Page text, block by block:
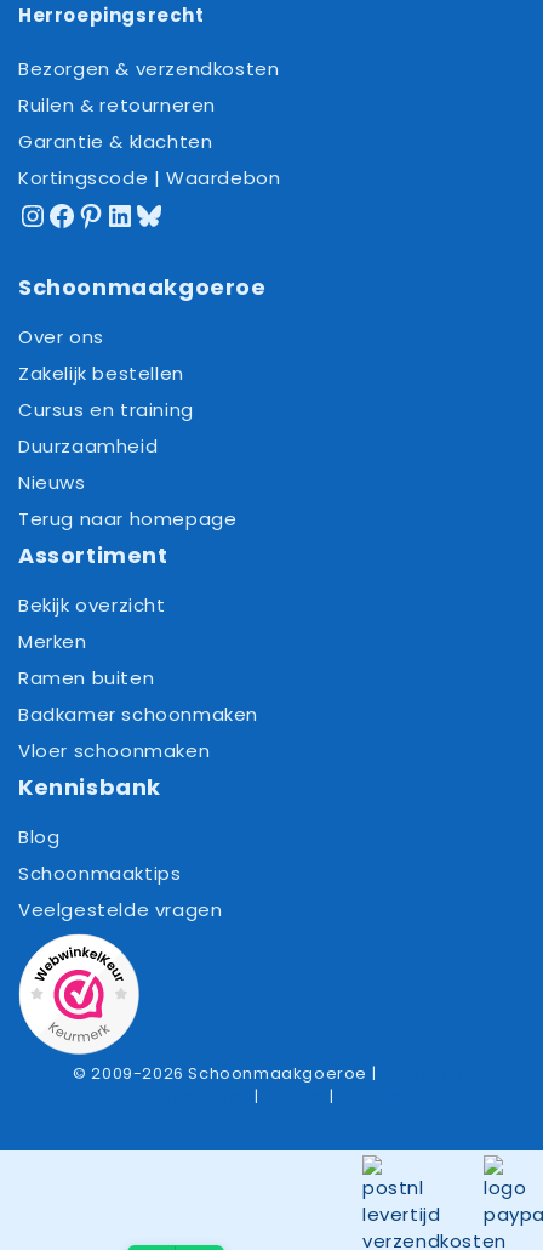
Herroepingsrecht
Bezorgen & verzendkosten
Ruilen & retourneren
Garantie & klachten
Kortingscode | Waardebon
Instagram
Facebook
Pinterest
LinkedIn
Bluesky
Schoonmaakgoeroe
Over ons
Zakelijk bestellen
Cursus en training
Duurzaamheid
Nieuws
Terug naar homepage
Assortiment
Bekijk overzicht
Merken
Ramen buiten
Badkamer schoonmaken
Vloer schoonmaken
Kennisbank
Blog
Schoonmaaktips
Veelgestelde vragen
© 2009-2026 Schoonmaakgoeroe |
| |
Afrekenen